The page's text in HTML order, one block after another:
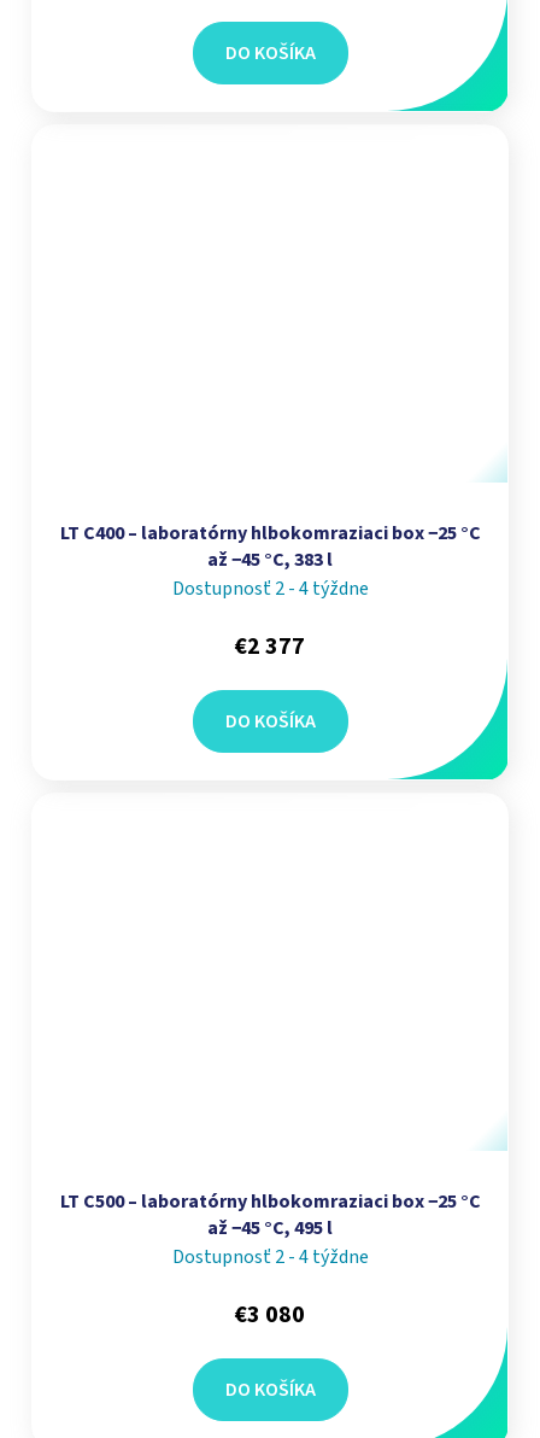
DO KOŠÍKA
LT C400 – laboratórny hlbokomraziaci box −25 °C
až −45 °C, 383 l
Dostupnosť 2 - 4 týždne
€2 377
DO KOŠÍKA
LT C500 – laboratórny hlbokomraziaci box −25 °C
až −45 °C, 495 l
Dostupnosť 2 - 4 týždne
€3 080
DO KOŠÍKA